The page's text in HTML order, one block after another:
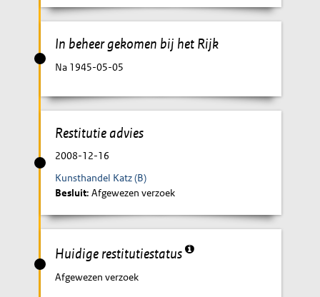
In beheer gekomen bij het Rijk
Na 1945-05-05
Restitutie advies
2008-12-16
Kunsthandel Katz (B)
Besluit: Afgewezen verzoek
Huidige restitutiestatus
Afgewezen verzoek